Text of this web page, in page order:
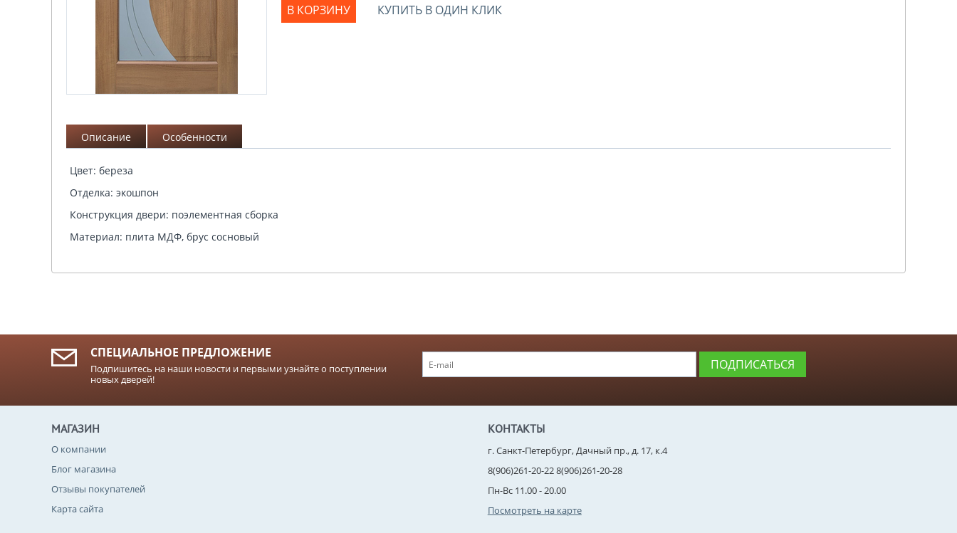
В КОРЗИНУ КУПИТЬ В ОДИН КЛИК
Описание Особенности
Цвет: береза
Отделка: экошпон
Конструкция двери: поэлементная сборка
Материал: плита МДФ, брус сосновый
СПЕЦИАЛЬНОЕ ПРЕДЛОЖЕНИЕ
Подпишитесь на наши новости и первыми узнайте о поступлении
новых дверей!
ПОДПИСАТЬСЯ
МАГАЗИН
О компании
Блог магазина
Отзывы покупателей
Карта сайта
КОНТАКТЫ
г. Санкт-Петербург, Дачный пр., д. 17, к.4
8(906)261-20-22 8(906)261-20-28
Пн-Вс 11.00 - 20.00
Посмотреть на карте